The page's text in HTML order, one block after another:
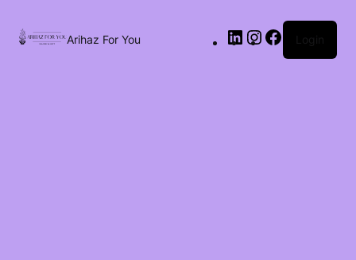
Arihaz For You Login